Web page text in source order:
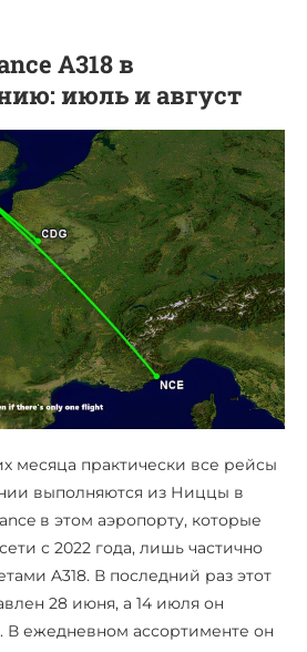
A318 в
июль и август
месяца практически все рейсы
выполняются из Ниццы в
в этом аэропорту, которые
с 2022 года, лишь частично
A318. В последний раз этот
28 июня, а 14 июля он
В ежедневном ассортименте он